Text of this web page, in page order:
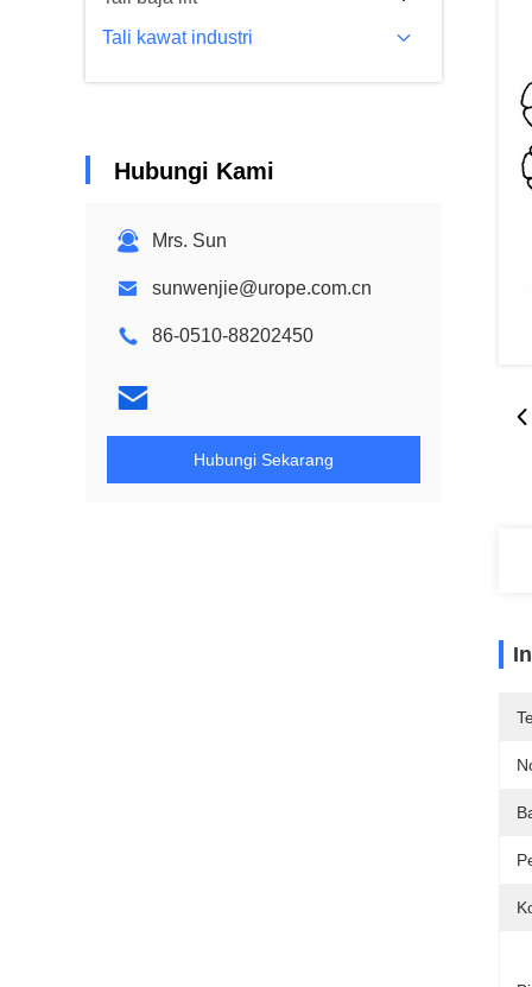
Tali kawat industri
Hubungi Kami
Mrs. Sun
sunwenjie@urope.com.cn
86-0510-88202450
Hubungi Sekarang